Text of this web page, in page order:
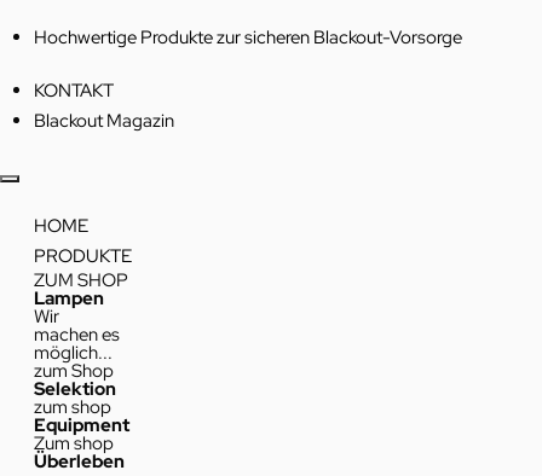
Hochwertige Produkte zur sicheren Blackout-Vorsorge
KONTAKT
Blackout Magazin
HOME
PRODUKTE
ZUM SHOP
Lampen
Wir
machen es
möglich...
zum Shop
Selektion
zum shop
Equipment
Zum shop
Überleben